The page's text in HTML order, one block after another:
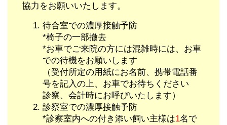
協力をお願いいたします。
待合室での濃厚接触予防
*椅子の一部撤去
*お車でご来院の方には混雑時には、お車
での待機をお願いします
（受付所定の用紙にお名前、携帯電話番
号を記入の上、お車でお待ちください
診察、会計時にお呼びいたします）
診察室での濃厚接触予防
*診察室内への付き添い飼い主様は1名で